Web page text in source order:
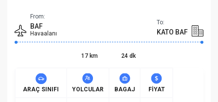
From:
BAF
Havaalanı
To:
KATO BAF
17 km 24 dk
ARAÇ SINIFI YOLCULAR BAGAJ FIYAT